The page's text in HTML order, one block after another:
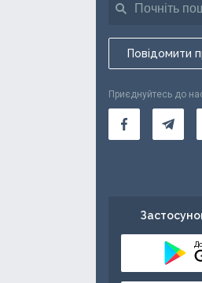
Повідомити
Приєднуйтесь до